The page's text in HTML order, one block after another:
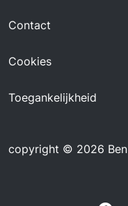
Contact
Cookies
Toegankelijkheid
copyright © 2026 Ben